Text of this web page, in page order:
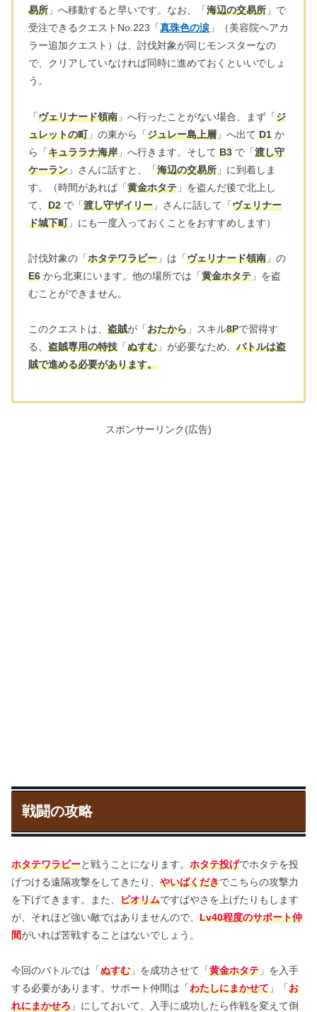
易所 」へ移動すると早いです。なお、「海辺の交易所 」で
受注できるクエストNo.223「真珠色の涙 」（美容院ヘアカ
ラー追加クエスト）は、討伐対象が同じモンスターなの
で、クリアしていなければ同時に進めておくといいでしょ
う。
「ヴェリナード領南 」へ行ったことがない場合、まず「ジ
ュレットの町」の東から「ジュレー島上層 」へ出て D1 か
ら「キュララナ海岸 」へ行きます。そして B3 で「渡し守
ケーラン 」さんに話すと、「海辺の交易所 」に到着しま
す。（時間があれば「黄金ホタテ 」を盗んだ後で北上し
て、 D2 で「渡し守ザイリー 」さんに話して「ヴェリナー
ド城下町」にも一度入っておくことをおすすめします）
討伐対象の「ホタテワラビー 」は「ヴェリナード領南 」の
E6 から北東にいます。他の場所では「黄金ホタテ 」を盗
むことができません。
このクエストは、 盗賊が「おたから 」スキル8Pで習得す
る、 盗賊専用の特技 「ぬすむ 」が必要なため、 バトルは盗
賊で進める必要があります。
スポンサーリンク(広告)
戦闘の攻略
ホタテワラビーと戦うことになります。 ホタテ投げでホタテを投
げつける遠隔攻撃をしてきたり、 やいばくだきでこちらの攻撃力
を下げてきます。また、 ピオリムですばやさを上げたりもします
が、それほど強い敵ではありませんので、 Lv40程度のサポート仲
間がいれば苦戦することはないでしょう。
今回のバトルでは「ぬすむ 」を成功させて「黄金ホタテ 」を入手
する必要があります。サポート仲間は「わたしにまかせて 」「お
れにまかせろ 」にしておいて、入手に成功したら作戦を変えて倒